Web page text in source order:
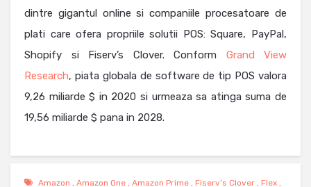
dintre gigantul online si companiile procesatoare de
plati care ofera propriile solutii POS: Square, PayPal,
Shopify si Fiserv’s Clover. Conform Grand View
Research, piata globala de software de tip POS valora
9,26 miliarde $ in 2020 si urmeaza sa atinga suma de
19,56 miliarde $ pana in 2028.
Amazon Amazon One Amazon Prime Fiserv’s Clover Flex